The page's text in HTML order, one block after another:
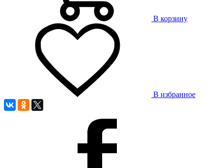
В корзину
В избранное